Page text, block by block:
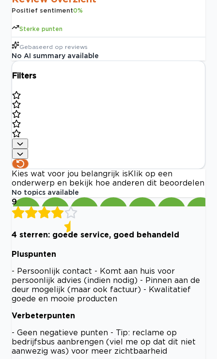
Positief sentiment0%
Sterke punten
Gebaseerd op reviews
No AI summary available
Filters
Kies wat voor jou belangrijk is Klik op een
onderwerp en bekijk hoe anderen dit beoordelen
No topics available
9
4 sterren: goede service, goed behandeld
Pluspunten
- Persoonlijk contact - Komt aan huis voor
persoonlijk advies (indien nodig) - Pinnen aan de
deur mogelijk (maar ook factuur) - Kwalitatief
goede en mooie producten
Verbeterpunten
- Geen negatieve punten - Tip: reclame op
bedrijfsbus aanbrengen (viel me op dat dit niet
aanwezig was) voor meer zichtbaarheid